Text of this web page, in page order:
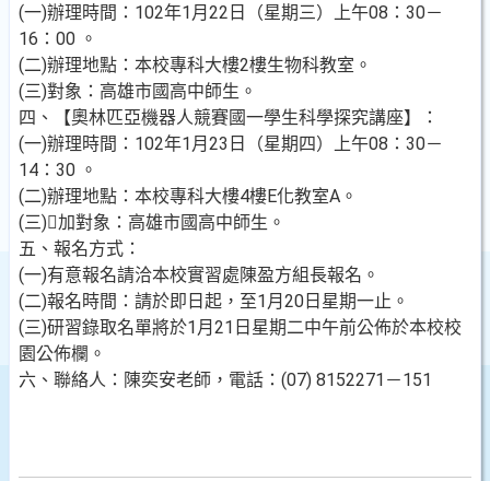
(一)辦理時間：102年1月22日（星期三）上午08：30－
16：00 。
(二)辦理地點：本校專科大樓2樓生物科教室。
(三)對象：高雄市國高中師生。
四、【奧林匹亞機器人競賽國一學生科學探究講座】：
(一)辦理時間：102年1月23日（星期四）上午08：30－
14：30 。
(二)辦理地點：本校專科大樓4樓E化教室A。
(三)加對象：高雄市國高中師生。
五、報名方式：
(一)有意報名請洽本校實習處陳盈方組長報名。
(二)報名時間：請於即日起，至1月20日星期一止。
(三)研習錄取名單將於1月21日星期二中午前公佈於本校校
園公佈欄。
六、聯絡人：陳奕安老師，電話：(07) 8152271－151